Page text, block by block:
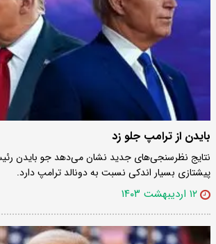
بایدن از ترامپ جلو زد
نتایج نظرسنجی‌های جدید نشان می‌دهد جو بایدن
پیشتازی بسیار اندکی نسبت به دونالد ترامپ دارد.
۱۲ اردیبهشت ۱۴۰۳